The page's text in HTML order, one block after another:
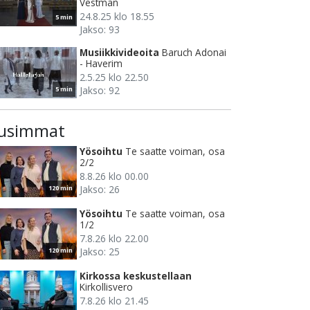
5 min
Vestman
24.8.25 klo 18.55
Jakso: 93
5 min
Musiikkivideoita Baruch Adonai
- Haverim
2.5.25 klo 22.50
Jakso: 92
120 min
Yösoihtu Te saatte voiman, osa
2/2
8.8.26 klo 00.00
Jakso: 26
120 min
Yösoihtu Te saatte voiman, osa
1/2
7.8.26 klo 22.00
Jakso: 25
Kirkossa keskustellaan
Kirkollisvero
7.8.26 klo 21.45